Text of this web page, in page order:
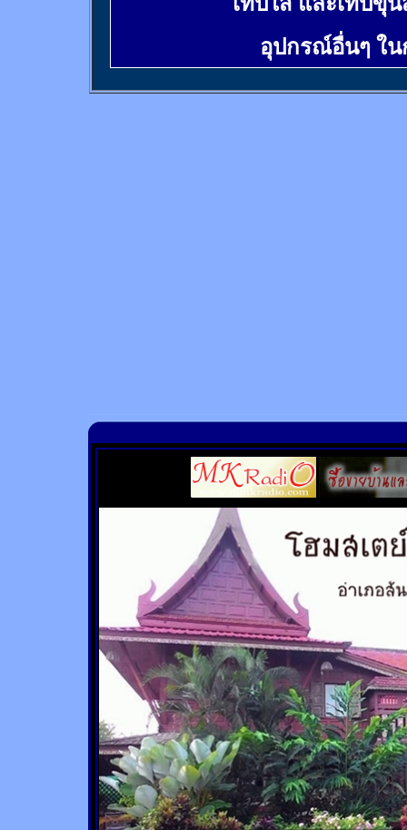
อุปกรณ์อื่นๆ ใ